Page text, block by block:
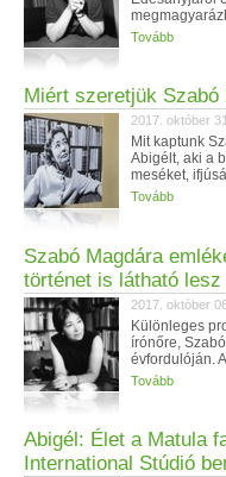
Tovább
Miért szeretjük Szabó
2017. október
Mit kaptunk
Abigélt, aki a
meséket,
Tovább
Szabó Magdára
történet is látható lesz
2017. október
Különleges
írónőre,
évfordulóján.
Tovább
Abigél: Élet a Matula
International Stúdió